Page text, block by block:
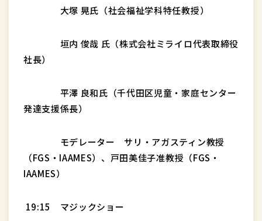
大塚 晃氏（社会福祉学科特任教授）
垣内 俊哉 氏（株式会社ミライロ代表取締役
社長）
平澤 良和氏（千代田区児童・家庭センター
発達支援係長）
モデレーター サリ・アガスティン教授
（FGS・IAAMES）、戸田美佳子准教授（FGS・
IAAMES）
19:15 マジックショー